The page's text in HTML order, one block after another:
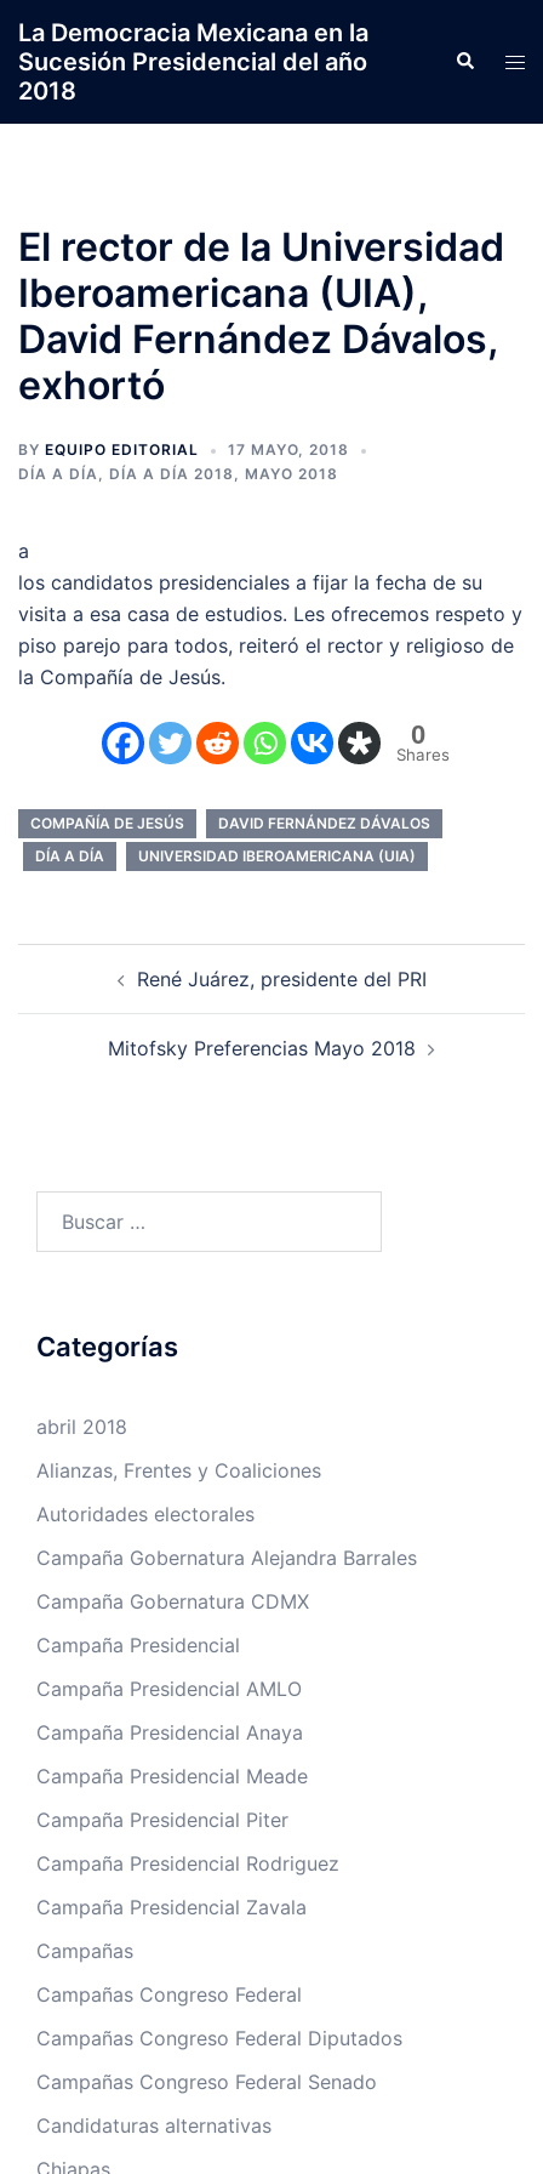
contenido
La Democracia Mexicana en la
Sucesión Presidencial del año
2018
Search
El rector de la Universidad
Iberoamericana (UIA),
David Fernández Dávalos,
exhortó
BY EQUIPO EDITORIAL
17 MAYO, 2018
DÍA A DÍA, DÍA A DÍA 2018 , MAYO 2018
a
los candidatos presidenciales a fijar la fecha de su
visita a esa casa de estudios. Les ofrecemos respeto y
piso parejo para todos, reiteró el rector y religioso de
la Compañía de Jesús.
0
Shares
COMPAÑÍA DE JESÚS
DAVID FERNÁNDEZ DÁVALOS
DÍA A DÍA
UNIVERSIDAD IBEROAMERICANA (UIA)
René Juárez, presidente del PRI
Mitofsky Preferencias Mayo 2018
Categorías
abril 2018
Alianzas, Frentes y Coaliciones
Autoridades electorales
Campaña Gobernatura Alejandra Barrales
Campaña Gobernatura CDMX
Campaña Presidencial
Campaña Presidencial AMLO
Campaña Presidencial Anaya
Campaña Presidencial Meade
Campaña Presidencial Piter
Campaña Presidencial Rodriguez
Campaña Presidencial Zavala
Campañas
Campañas Congreso Federal
Campañas Congreso Federal Diputados
Campañas Congreso Federal Senado
Candidaturas alternativas
Chiapas